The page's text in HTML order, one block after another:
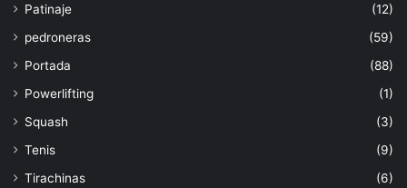
Patinaje
(12)
pedroneras
(59)
Portada
(88)
Powerlifting
(1)
Squash
(3)
Tenis
(9)
Tirachinas
(6)